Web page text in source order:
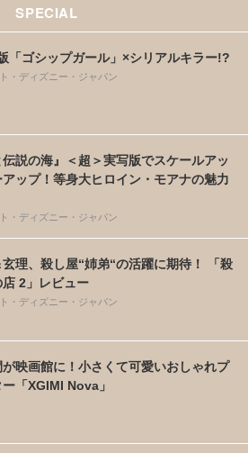
SPECIAL
「ゴシップガール」×シリアルキラー!?
・ディズニー・ジャパン
伝説の海』＜超＞実写版でスケールアッ
ップ！等身大ヒロイン・モアナの魅力
・ディズニー・ジャパン
玄理、殺し屋“姉弟“の活躍に期待！ 「殺
店 2」レビュー
・ディズニー・ジャパン
映画館に！小さくて可愛いおしゃれプ
「XGIMI Nova」